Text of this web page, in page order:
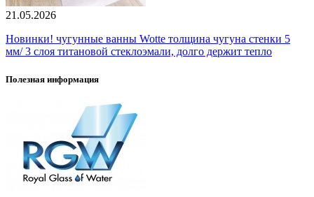
21.05.2026
Новинки! чугунные ванны Wotte толщина чугуна стенки 5
мм/ 3 слоя титановой стеклоэмали, долго держит тепло
Полезная информация